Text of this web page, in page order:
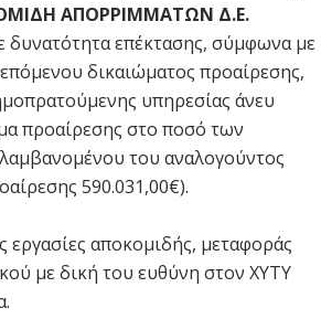
ΑΠΟΡΡΙΜΜΑΤΩΝ Δ.Ε.
δυνατότητα επέκτασης, σύμφωνα με
δικαιώματος προαίρεσης,
υπηρεσίας άνευ
προαίρεσης στο ποσό των
του αναλογούντος
590.031,00€).
εργασίες αποκομιδής, μεταφοράς
με δική του ευθύνη στον ΧΥΤΥ